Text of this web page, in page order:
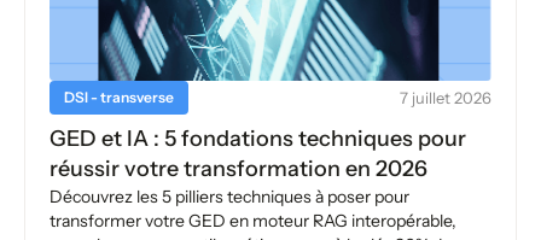
DSI - transverse 7 juillet 2026
GED et IA : 5 fondations techniques pour
réussir votre transformation en 2026
Découvrez les 5 pilliers techniques à poser pour
transformer votre GED en moteur RAG interopérable,